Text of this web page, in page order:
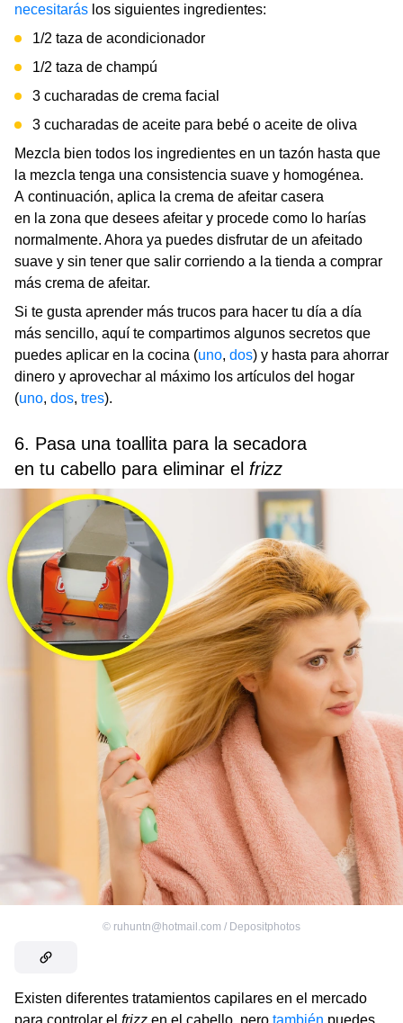
necesitarás los siguientes ingredientes:
1/2 taza de acondicionador
1/2 taza de champú
3 cucharadas de crema facial
3 cucharadas de aceite para bebé o aceite de oliva
Mezcla bien todos los ingredientes en un tazón hasta que
la mezcla tenga una consistencia suave y homogénea.
A continuación, aplica la crema de afeitar casera
en la zona que desees afeitar y procede como lo harías
normalmente. Ahora ya puedes disfrutar de un afeitado
suave y sin tener que salir corriendo a la tienda a comprar
más crema de afeitar.
Si te gusta aprender más trucos para hacer tu día a día
más sencillo, aquí te compartimos algunos secretos que
puedes aplicar en la cocina (uno, dos) y hasta para ahorrar
dinero y aprovechar al máximo los artículos del hogar
(uno, dos, tres).
6. Pasa una toallita para la secadora
en tu cabello para eliminar el frizz
© ruhuntn@hotmail.com / Depositphotos
Existen diferentes tratamientos capilares en el mercado
para controlar el frizz en el cabello, pero también puedes